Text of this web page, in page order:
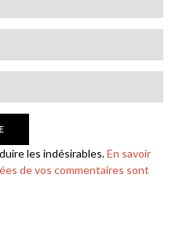
les indésirables.En savoir
de vos commentaires sont